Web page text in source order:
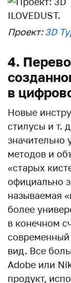
Проект:3D
4.
в
Новые
стилусы и т.
значительно
методов и
«старых
официально
называемая
более
в конечном
современный
вид. Все
Adobe или
продукт,